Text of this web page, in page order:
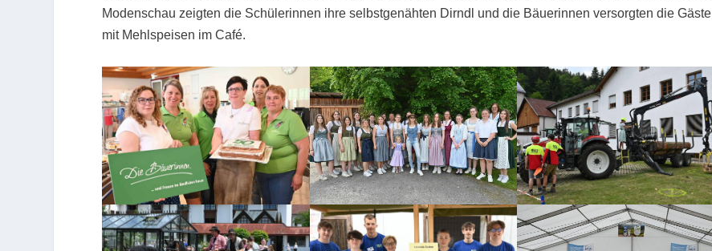
Modenschau zeigten die Schülerinnen ihre selbstgenähten Dirndl und die Bäuerinnen versorgten die Gäste
mit Mehlspeisen im Café.